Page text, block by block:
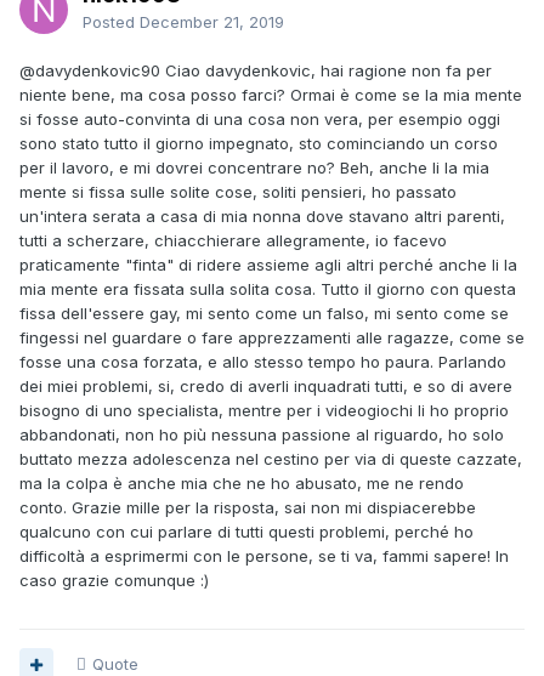
Posted December 21, 2019
@davydenkovic90 Ciao davydenkovic, hai ragione non fa per
niente bene, ma cosa posso farci? Ormai è come se la mia mente
si fosse auto-convinta di una cosa non vera, per esempio oggi
sono stato tutto il giorno impegnato, sto cominciando un corso
per il lavoro, e mi dovrei concentrare no? Beh, anche li la mia
mente si fissa sulle solite cose, soliti pensieri, ho passato
un'intera serata a casa di mia nonna dove stavano altri parenti,
tutti a scherzare, chiacchierare allegramente, io facevo
praticamente "finta" di ridere assieme agli altri perché anche li la
mia mente era fissata sulla solita cosa. Tutto il giorno con questa
fissa dell'essere gay, mi sento come un falso, mi sento come se
fingessi nel guardare o fare apprezzamenti alle ragazze, come se
fosse una cosa forzata, e allo stesso tempo ho paura. Parlando
dei miei problemi, si, credo di averli inquadrati tutti, e so di avere
bisogno di uno specialista, mentre per i videogiochi li ho proprio
abbandonati, non ho più nessuna passione al riguardo, ho solo
buttato mezza adolescenza nel cestino per via di queste cazzate,
ma la colpa è anche mia che ne ho abusato, me ne rendo
conto. Grazie mille per la risposta, sai non mi dispiacerebbe
qualcuno con cui parlare di tutti questi problemi, perché ho
difficoltà a esprimermi con le persone, se ti va, fammi sapere! In
caso grazie comunque :)
Quote